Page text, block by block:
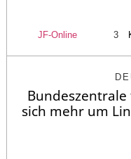
JF-Online 3
sich mehr um